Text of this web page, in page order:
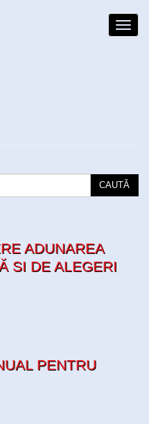
CAUTĂ
ADUNAREA
SI DE ALEGERI
PENTRU